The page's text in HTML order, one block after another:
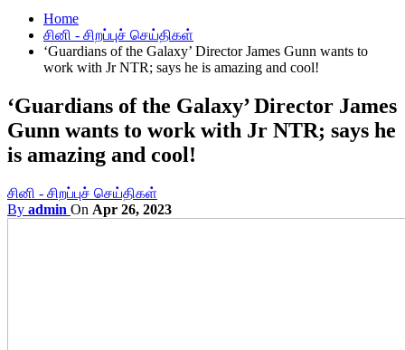
Home
சினி - சிறப்புச் செய்திகள்
‘Guardians of the Galaxy’ Director James Gunn wants to
work with Jr NTR; says he is amazing and cool!
‘Guardians of the Galaxy’ Director James
Gunn wants to work with Jr NTR; says he
is amazing and cool!
சினி - சிறப்புச் செய்திகள்
By admin On Apr 26, 2023